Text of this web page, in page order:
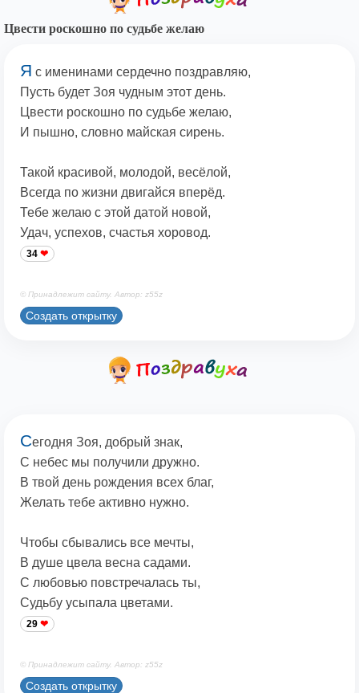
Цвести роскошно по судьбе желаю
Я с именинами сердечно поздравляю,
Пусть будет Зоя чудным этот день.
Цвести роскошно по судьбе желаю,
И пышно, словно майская сирень.
Такой красивой, молодой, весёлой,
Всегда по жизни двигайся вперёд.
Тебе желаю с этой датой новой,
Удач, успехов, счастья хоровод.
34
© Принадлежит сайту. Автор: z55z
Создать открытку
Сегодня Зоя, добрый знак,
С небес мы получили дружно.
В твой день рождения всех благ,
Желать тебе активно нужно.
Чтобы сбывались все мечты,
В душе цвела весна садами.
С любовью повстречалась ты,
Судьбу усыпала цветами.
29
© Принадлежит сайту. Автор: z55z
Создать открытку